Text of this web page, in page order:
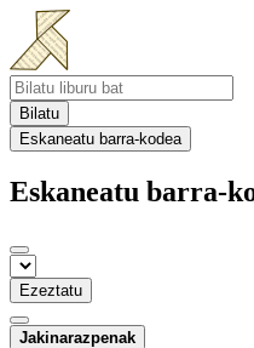
Bilatu
Eskaneatu barra-kodea
Eskaneatu barra-
Ezeztatu
Jakinarazpenak